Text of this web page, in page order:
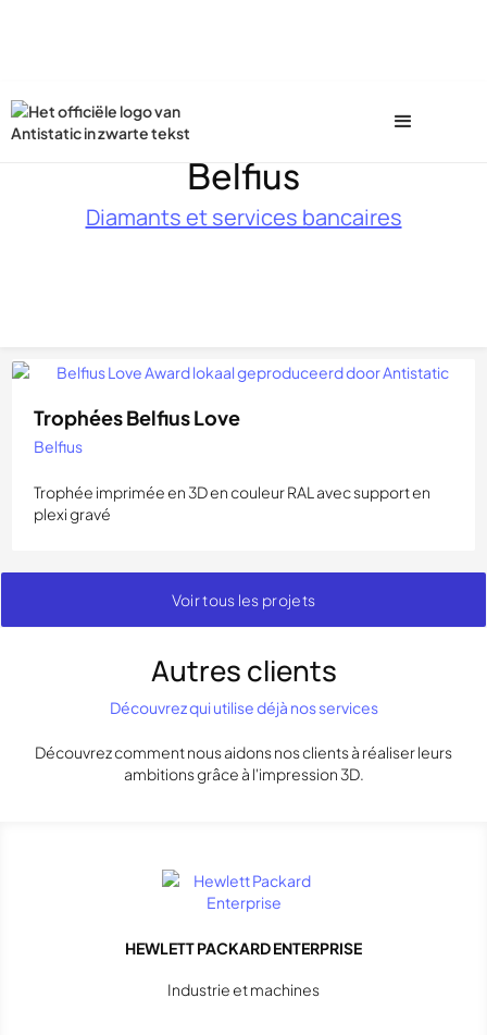
Belfius
Diamants et services bancaires
Trophées Belfius Love
Belfius
Trophée imprimée en 3D en couleur RAL avec support en
plexi gravé
Voir tous les projets
Autres clients
Découvrez qui utilise déjà nos services
Découvrez comment nous aidons nos clients à réaliser leurs
ambitions grâce à l'impression 3D.
HEWLETT PACKARD ENTERPRISE
Industrie et machines